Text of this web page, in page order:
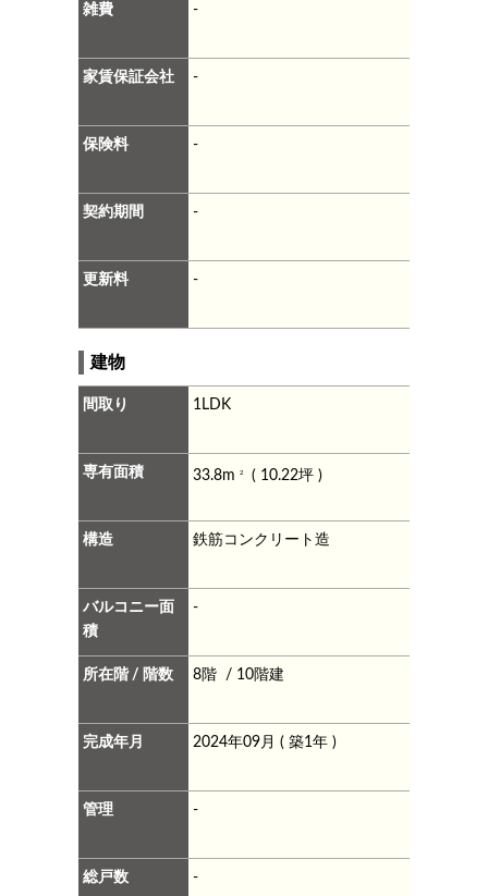
雑費 -
家賃保証会社 -
保険料 -
契約期間 -
更新料 -
建物
間取り 1LDK
専有面積 33.8m2 ( 10.22坪 )
構造 鉄筋コンクリート造
バルコニー面
積
-
所在階 / 階数 8階 / 10階建
完成年月 2024年09月 ( 築1年 )
管理 -
総戸数 -